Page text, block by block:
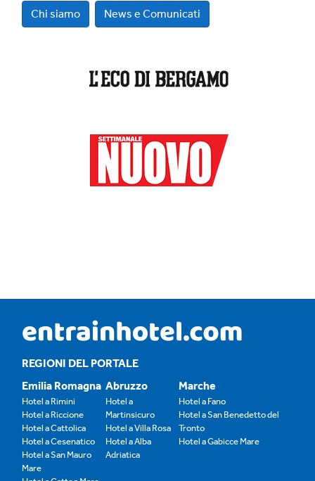
Chi siamo News e Comunicati
REGIONI DEL PORTALE
Emilia Romagna
Hotel a Rimini
Hotel a Riccione
Hotel a Cattolica
Hotel a Cesenatico
Hotel a San Mauro
Mare
Abruzzo
Hotel a
Martinsicuro
Hotel a Villa Rosa
Hotel a Alba
Adriatica
Marche
Hotel a Fano
Hotel a San Benedetto del
Tronto
Hotel a Gabicce Mare